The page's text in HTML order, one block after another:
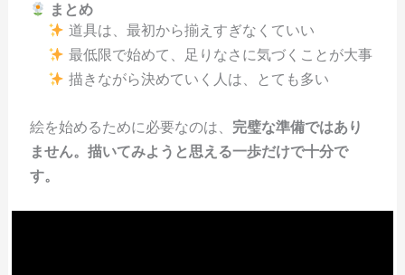
まとめ
道具は、最初から揃えすぎなくていい
最低限で始めて、足りなさに気づくことが大事
描きながら決めていく人は、とても多い
絵を始めるために必要なのは、 完璧な準備ではあり
ません。描いてみようと思える一歩だけで十分で
す。